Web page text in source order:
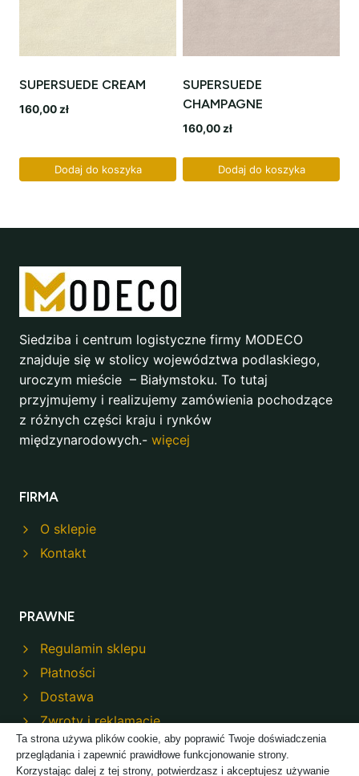
SUPERSUEDE CREAM
160,00 zł
Dodaj do koszyka
SUPERSUEDE
CHAMPAGNE
160,00 zł
Dodaj do koszyka
Siedziba i centrum logistyczne firmy MODECO
znajduje się w stolicy województwa podlaskiego,
uroczym mieście – Białymstoku. To tutaj
przyjmujemy i realizujemy zamówienia pochodzące
z różnych części kraju i rynków
międzynarodowych.- więcej
FIRMA
O sklepie
Kontakt
PRAWNE
Regulamin sklepu
Płatności
Dostawa
Zwroty i reklamacje
Polityka prywatności
Ta strona używa plików cookie, aby poprawić Twoje doświadczenia
przeglądania i zapewnić prawidłowe funkcjonowanie strony.
Korzystając dalej z tej strony, potwierdzasz i akceptujesz używanie